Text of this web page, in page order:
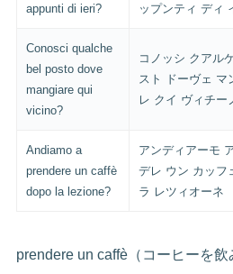
appunti di ieri?
ップンティ ディ
Conosci qualche
bel posto dove
mangiare qui
vicino?
コノッシ クアル
スト ドーヴェ マ
レ クイ ヴィチー
Andiamo a
prendere un caffè
dopo la lezione?
アンディアーモ
デレ ウン カッフ
ラ レツィオーネ
prendere un caffè（コーヒーを